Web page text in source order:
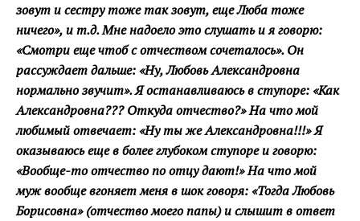
зовут и сестру тоже так зовут, еще Люба тоже
ничего», и т.д. Мне надоело это слушать и я говорю:
«Смотри еще чтоб с отчеством сочеталось». Он
рассуждает дальше: «Ну, Любовь Александровна
нормально звучит». Я останавливаюсь в ступоре: «Как
Александровна??? Откуда отчество?» На что мой
любимый отвечает: «Ну ты же Александровна!!!» Я
оказываюсь еще в более глубоком ступоре и говорю:
«Вообще-то отчество по отцу дают!» На что мой
муж вообще вгоняет меня в шок говоря: «Тогда Любовь
Борисовна» (отчество моего папы) и слышит в ответ